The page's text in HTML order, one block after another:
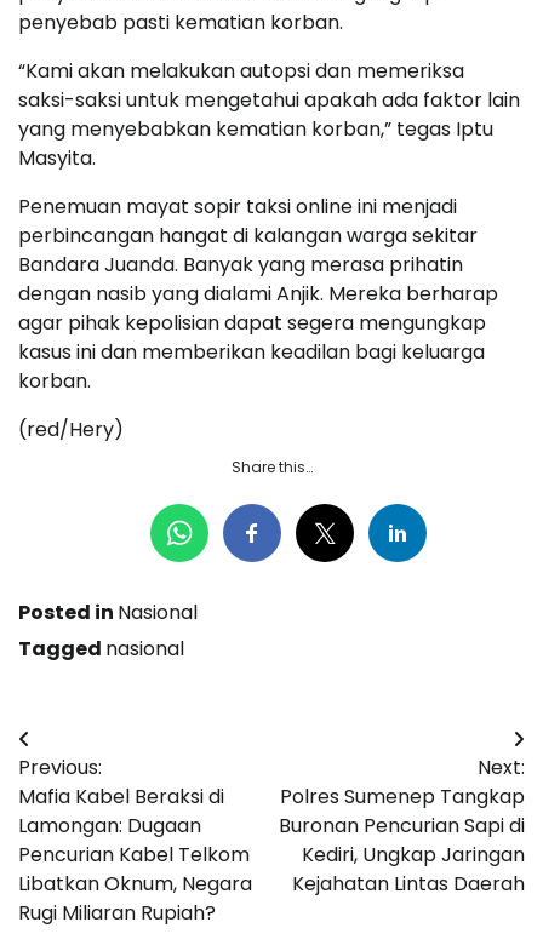
penyebab pasti kematian korban.
“Kami akan melakukan autopsi dan memeriksa
saksi-saksi untuk mengetahui apakah ada faktor lain
yang menyebabkan kematian korban,” tegas Iptu
Masyita.
Penemuan mayat sopir taksi online ini menjadi
perbincangan hangat di kalangan warga sekitar
Bandara Juanda. Banyak yang merasa prihatin
dengan nasib yang dialami Anjik. Mereka berharap
agar pihak kepolisian dapat segera mengungkap
kasus ini dan memberikan keadilan bagi keluarga
korban.
(red/Hery)
Share this…
Posted in Nasional
Tagged nasional
Navigasi
pos
Previous:
Mafia Kabel Beraksi di
Lamongan: Dugaan
Pencurian Kabel Telkom
Libatkan Oknum, Negara
Rugi Miliaran Rupiah?
Next:
Polres Sumenep Tangkap
Buronan Pencurian Sapi di
Kediri, Ungkap Jaringan
Kejahatan Lintas Daerah